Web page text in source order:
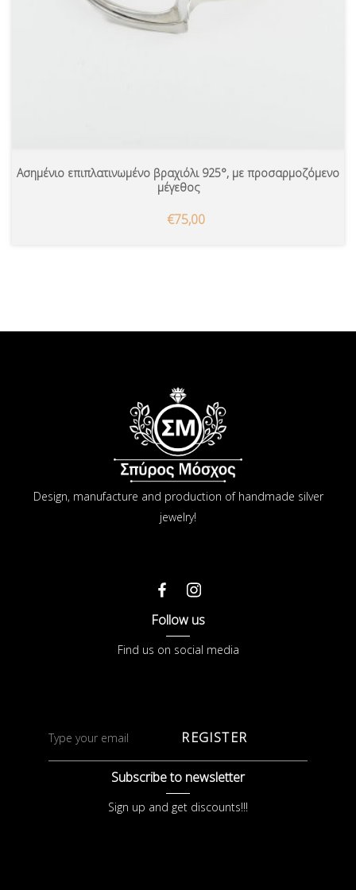
Ασημένιο επιπλατινωμένο βραχιόλι 925°, με προσαρμοζόμενο
μέγεθος
€75,00
Design, manufacture and production of handmade silver
jewelry!
Follow us
Find us on social media
REGISTER
Subscribe to newsletter
Sign up and get discounts!!!